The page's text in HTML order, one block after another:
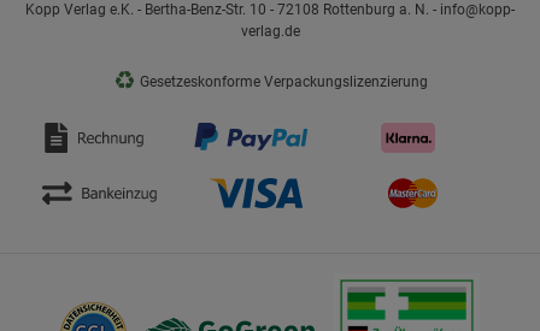
Kopp Verlag e.K. - Bertha-Benz-Str. 10 - 72108 Rottenburg a. N. - info@kopp-
verlag.de
♻ Gesetzeskonforme Verpackungslizenzierung